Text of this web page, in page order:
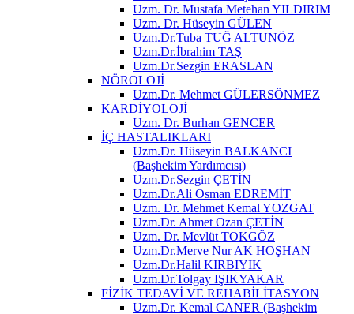
Uzm. Dr. Mustafa Metehan YILDIRIM
Uzm. Dr. Hüseyin GÜLEN
Uzm.Dr.Tuba TUĞ ALTUNÖZ
Uzm.Dr.İbrahim TAŞ
Uzm.Dr.Sezgin ERASLAN
NÖROLOJİ
Uzm.Dr. Mehmet GÜLERSÖNMEZ
KARDİYOLOJİ
Uzm. Dr. Burhan GENCER
İÇ HASTALIKLARI
Uzm.Dr. Hüseyin BALKANCI
(Başhekim Yardımcısı)
Uzm.Dr.Sezgin ÇETİN
Uzm.Dr.Ali Osman EDREMİT
Uzm. Dr. Mehmet Kemal YOZGAT
Uzm.Dr. Ahmet Ozan ÇETİN
Uzm. Dr. Mevlüt TOKGÖZ
Uzm.Dr.Merve Nur AK HOŞHAN
Uzm.Dr.Halil KIRBIYIK
Uzm.Dr.Tolgay IŞIKYAKAR
FİZİK TEDAVİ VE REHABİLİTASYON
Uzm.Dr. Kemal CANER (Başhekim